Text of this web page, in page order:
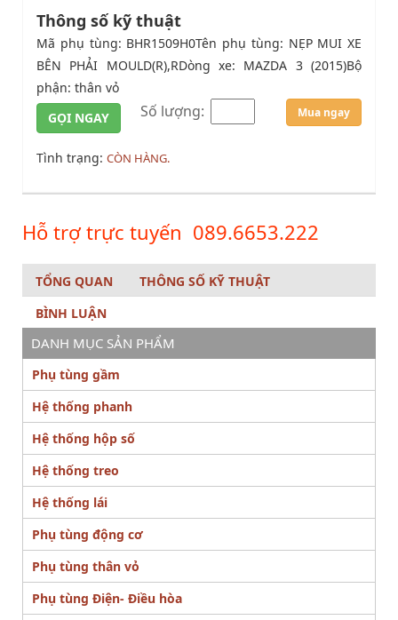
Thông số kỹ thuật
Mã phụ tùng: BHR1509H0Tên phụ tùng: NẸP MUI XE
BÊN PHẢI MOULD(R),RDòng xe: MAZDA 3 (2015)Bộ
phận: thân vỏ
GỌI NGAY
Số lượng: Mua ngay
Tình trạng: CÒN HÀNG.
Hỗ trợ trực tuyến 089.6653.222
TỔNG QUAN
THÔNG SỐ KỸ THUẬT
BÌNH LUẬN
DANH MỤC SẢN PHẨM
Phụ tùng gầm
Hệ thống phanh
Hệ thống hộp số
Hệ thống treo
Hệ thống lái
Phụ tùng động cơ
Phụ tùng thân vỏ
Phụ tùng Điện- Điều hòa